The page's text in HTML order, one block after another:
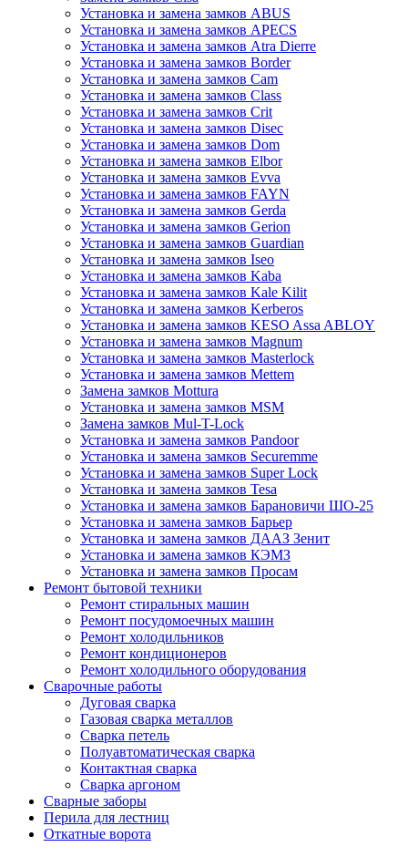
Установка и замена замков ABUS
Установка и замена замков APECS
Установка и замена замков Atra Dierre
Установка и замена замков Border
Установка и замена замков Cam
Установка и замена замков Class
Установка и замена замков Crit
Установка и замена замков Disec
Установка и замена замков Dom
Установка и замена замков Elbor
Установка и замена замков Evva
Установка и замена замков FAYN
Установка и замена замков Gerda
Установка и замена замков Gerion
Установка и замена замков Guardian
Установка и замена замков Iseo
Установка и замена замков Kaba
Установка и замена замков Kale Kilit
Установка и замена замков Kerberos
Установка и замена замков KESO Assa ABLOY
Установка и замена замков Magnum
Установка и замена замков Masterlock
Установка и замена замков Mettem
Замена замков Mottura
Установка и замена замков MSM
Замена замков Mul-T-Lock
Установка и замена замков Pandoor
Установка и замена замков Securemme
Установка и замена замков Super Lock
Установка и замена замков Tesa
Установка и замена замков Барановичи ШО-25
Установка и замена замков Барьер
Установка и замена замков ДААЗ Зенит
Установка и замена замков КЭМЗ
Установка и замена замков Просам
Ремонт бытовой техники
Ремонт стиральных машин
Ремонт посудомоечных машин
Ремонт холодильников
Ремонт кондиционеров
Ремонт холодильного оборудования
Сварочные работы
Дуговая сварка
Газовая сварка металлов
Сварка петель
Полуавтоматическая сварка
Контактная сварка
Сварка аргоном
Сварные заборы
Перила для лестниц
Откатные ворота